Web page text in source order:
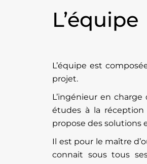
L’équipe
L’équipe est
projet.
L’ingénieur en
études à la réception
propose des solutions
Il est pour le maître
connait sous tous